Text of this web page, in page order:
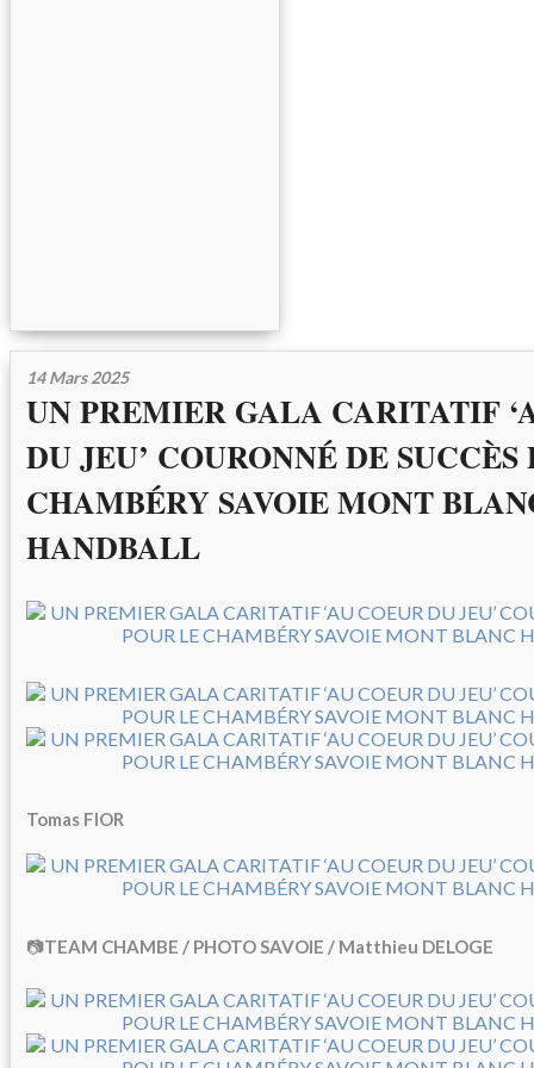
14 Mars 2025
UN PREMIER GALA CARITATIF
DU JEU’ COURONNÉ DE SUCCÈS
CHAMBÉRY SAVOIE MONT
HANDBALL
Tomas FIOR
📷TEAM CHAMBE / PHOTO SAVOIE / Matthieu DELOGE